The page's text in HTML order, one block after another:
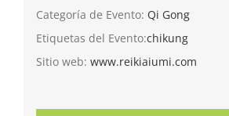
Categoría de Evento: Qi Gong
Etiquetas del Evento:chikung
Sitio web: www.reikiaiumi.com